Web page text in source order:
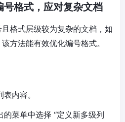
格式，应对复杂文档
且格式层级较为复杂的文档，如
方法能有效优化编号格式。
内容。
的菜单中选择 “定义新多级列